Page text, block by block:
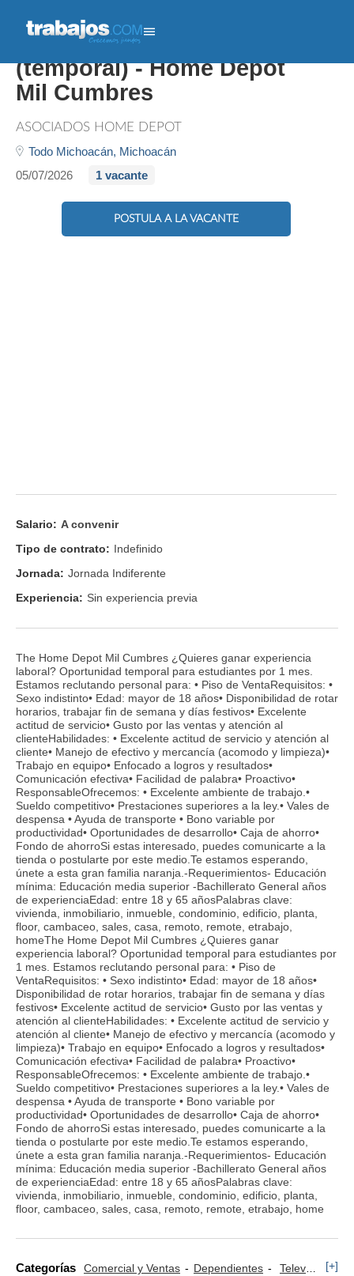
Asociado Piso De Ventas
(temporal) - Home Depot
Mil Cumbres
ASOCIADOS HOME DEPOT
Todo Michoacán, Michoacán
05/07/2026
1 vacante
POSTULA A LA VACANTE
Salario: A convenir
Tipo de contrato: Indefinido
Jornada: Jornada Indiferente
Experiencia: Sin experiencia previa
The Home Depot Mil Cumbres ¿Quieres ganar experiencia
laboral? Oportunidad temporal para estudiantes por 1 mes.
Estamos reclutando personal para: • Piso de VentaRequisitos: •
Sexo indistinto• Edad: mayor de 18 años• Disponibilidad de rotar
horarios, trabajar fin de semana y días festivos• Excelente
actitud de servicio• Gusto por las ventas y atención al
clienteHabilidades: • Excelente actitud de servicio y atención al
cliente• Manejo de efectivo y mercancía (acomodo y limpieza)•
Trabajo en equipo• Enfocado a logros y resultados•
Comunicación efectiva• Facilidad de palabra• Proactivo•
ResponsableOfrecemos: • Excelente ambiente de trabajo.•
Sueldo competitivo• Prestaciones superiores a la ley.• Vales de
despensa • Ayuda de transporte • Bono variable por
productividad• Oportunidades de desarrollo• Caja de ahorro•
Fondo de ahorroSi estas interesado, puedes comunicarte a la
tienda o postularte por este medio.Te estamos esperando,
únete a esta gran familia naranja.-Requerimientos- Educación
mínima: Educación media superior -Bachillerato General años
de experienciaEdad: entre 18 y 65 añosPalabras clave:
vivienda, inmobiliario, inmueble, condominio, edificio, planta,
floor, cambaceo, sales, casa, remoto, remote, etrabajo,
homeThe Home Depot Mil Cumbres ¿Quieres ganar
experiencia laboral? Oportunidad temporal para estudiantes por
1 mes. Estamos reclutando personal para: • Piso de
VentaRequisitos: • Sexo indistinto• Edad: mayor de 18 años•
Disponibilidad de rotar horarios, trabajar fin de semana y días
festivos• Excelente actitud de servicio• Gusto por las ventas y
atención al clienteHabilidades: • Excelente actitud de servicio y
atención al cliente• Manejo de efectivo y mercancía (acomodo y
limpieza)• Trabajo en equipo• Enfocado a logros y resultados•
Comunicación efectiva• Facilidad de palabra• Proactivo•
ResponsableOfrecemos: • Excelente ambiente de trabajo.•
Sueldo competitivo• Prestaciones superiores a la ley.• Vales de
despensa • Ayuda de transporte • Bono variable por
productividad• Oportunidades de desarrollo• Caja de ahorro•
Fondo de ahorroSi estas interesado, puedes comunicarte a la
tienda o postularte por este medio.Te estamos esperando,
únete a esta gran familia naranja.-Requerimientos- Educación
mínima: Educación media superior -Bachillerato General años
de experienciaEdad: entre 18 y 65 añosPalabras clave:
vivienda, inmobiliario, inmueble, condominio, edificio, planta,
floor, cambaceo, sales, casa, remoto, remote, etrabajo, home
Categorías Comercial y Ventas Dependientes Televenta y Marketing Telefónico [+]